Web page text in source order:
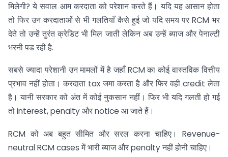
मिलेगी? ये सवाल आम करदाता को परेशान करते हैं। यदि यह आसान होता
तो फिर उन करदाताओं से भी गलतियाँ कैसे हुई जो यदि समय पर RCM भर
देते तो उन्हें तुरंत क्रेडिट भी मिल जाती लेकिन अब उन्हें ब्याज और पेनाल्टी
भरनी पड रही है.
सबसे ज्यादा परेशानी उन मामलों में है जहाँ RCM का कोई वास्तविक वित्तीय
प्रभाव नहीं होता। करदाता tax जमा करता है और फिर वही credit लेता
है। यानी सरकार को अंत में कोई नुकसान नहीं। फिर भी यदि गलती हो गई
तो interest, penalty और notice आ जाते हैं।
RCM को अब बहुत सीमित और सरल करना चाहिए। Revenue-
neutral RCM cases में भारी ब्याज और penalty नहीं होनी चाहिए।